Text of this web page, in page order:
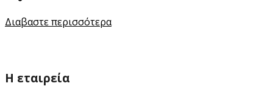
Διαβαστε περισσότερα
Η εταιρεία